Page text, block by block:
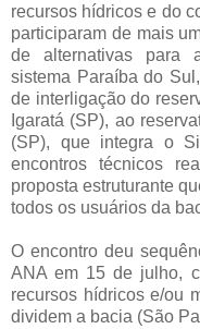
recursos hídricos e do
participaram de mais
de alternativas para
sistema Paraíba do
de interligação do
Igaratá (SP), ao
(SP), que integra o
encontros técnicos
proposta estruturante
todos os usuários da
O encontro deu
ANA em 15 de julho,
recursos hídricos e/ou
dividem a bacia (São